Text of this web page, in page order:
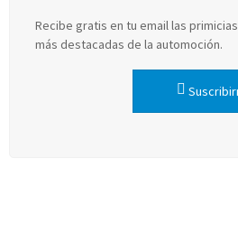
Recibe gratis en tu email las
más destacadas de la automoción.